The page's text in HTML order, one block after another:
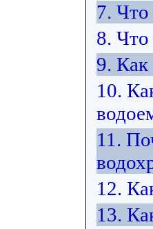
7. Что
8. Что
9. Как
10.
11.
12.
13.